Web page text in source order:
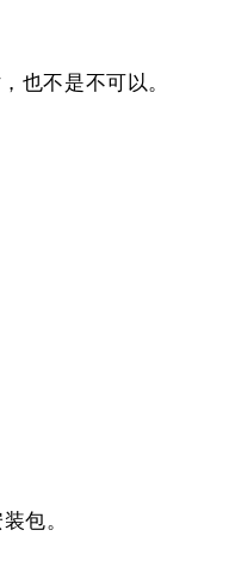
不是不可以。
包。